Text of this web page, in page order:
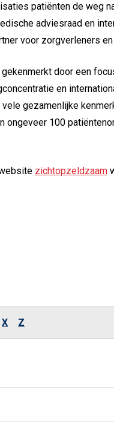
patiënten de weg
adviesraad en
voor zorgverleners
door een
en
gezamenlijke
ongeveer 100
zichtopzeldzaam
X Z